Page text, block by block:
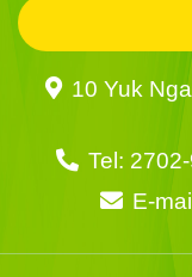
10 Yuk
Tel:
E-